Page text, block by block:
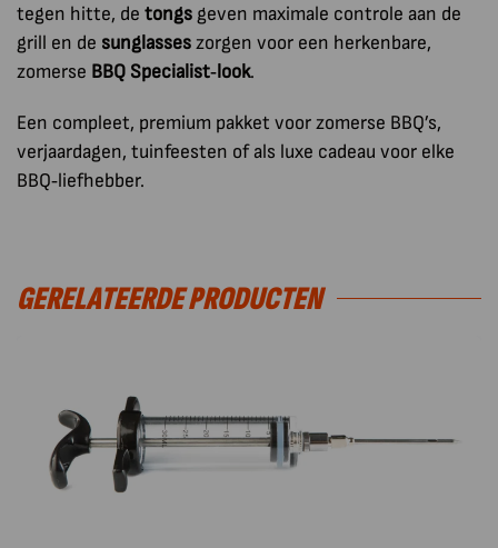
tegen hitte, de tongs geven maximale controle aan de
grill en de sunglasseszorgen voor een herkenbare,
zomerse BBQ Specialist‑look.
Een compleet, premium pakket voor zomerse BBQ’s,
verjaardagen, tuinfeesten of als luxe cadeau voor elke
BBQ‑liefhebber.
GERELATEERDE PRODUCTEN